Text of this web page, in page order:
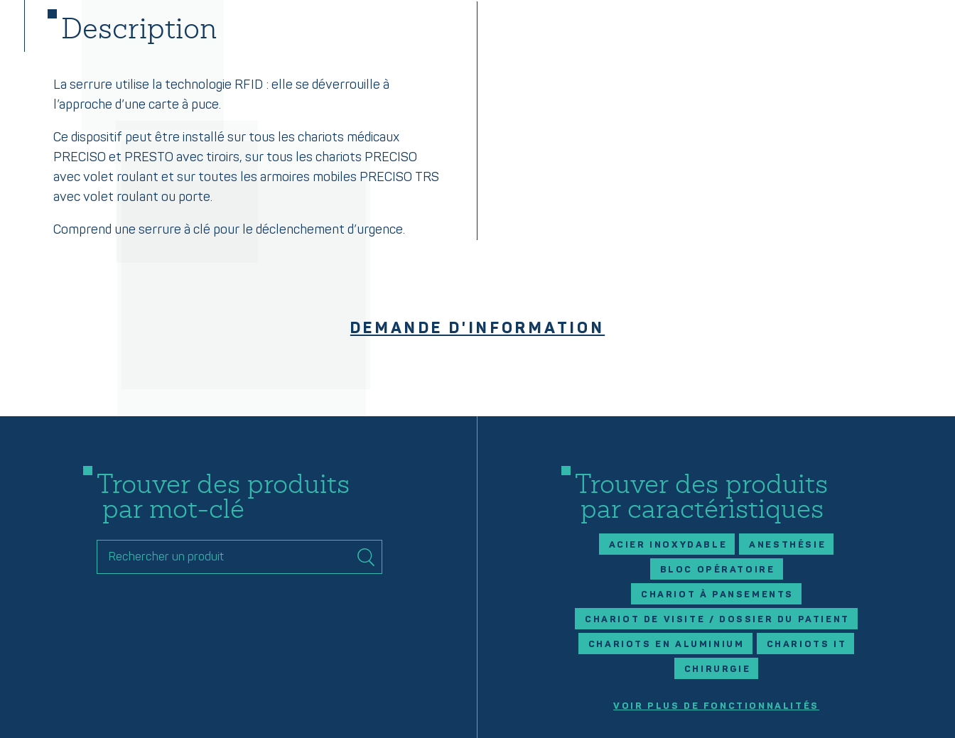
Description
La serrure utilise la technologie RFID : elle se déverrouille à
l’approche d’une carte à puce.
Ce dispositif peut être installé sur tous les chariots médicaux
PRECISO et PRESTO avec tiroirs, sur tous les chariots PRECISO
avec volet roulant et sur toutes les armoires mobiles PRECISO TRS
avec volet roulant ou porte.
Comprend une serrure à clé pour le déclenchement d’urgence.
DEMANDE D'INFORMATION
Trouver des produits
par mot-clé
Trouver des produits
par caractéristiques
ACIER INOXYDABLE ANESTHÉSIE
BLOC OPÉRATOIRE
CHARIOT À PANSEMENTS
CHARIOT DE VISITE / DOSSIER DU PATIENT
CHARIOTS EN ALUMINIUM CHARIOTS IT
CHIRURGIE
VOIR PLUS DE FONCTIONNALITÉS